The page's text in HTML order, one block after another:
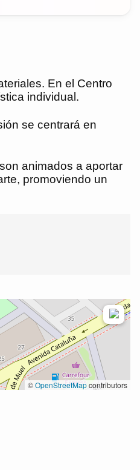
En el Centro
individual.
se centrará en
animados a aportar
promoviendo un